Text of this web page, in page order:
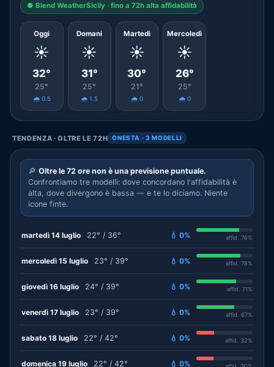
● Blend WeatherSicily · fino a 72h alta affidabilità
Oggi
☀️
32°
25°
🌧️ 0.5
Domani
☀️
31°
25°
🌧️ 1.5
Martedì
☀️
30°
21°
🌧️ 0
Mercoledì
☀️
26°
25°
🌧️ 0
TENDENZA · OLTRE LE 72H ONESTA · 3 MODELLI
🔎 Oltre le 72 ore non è una previsione puntuale.
Confrontiamo tre modelli: dove concordano l'affidabilità è
alta, dove divergono è bassa — e te lo diciamo. Niente
icone finte.
martedì 14 luglio 22° / 36° 💧 0% affid. 76%
mercoledì 15 luglio 23° / 39° 💧 0% affid. 78%
giovedì 16 luglio 24° / 39° 💧 0% affid. 71%
venerdì 17 luglio 23° / 39° 💧 0% affid. 67%
sabato 18 luglio 22° / 42° 💧 0% affid. 32%
domenica 19 luglio 22° / 42° 💧 0%